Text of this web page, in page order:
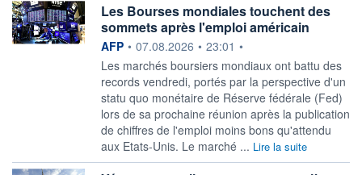
Les Bourses mondiales touchent des
sommets après l'emploi américain
information fournie par
AFP • 07.08.2026 • 23:01 •
Les marchés boursiers mondiaux ont battu des
records vendredi, portés par la perspective d'un
statu quo monétaire de Réserve fédérale (Fed)
lors de sa prochaine réunion après la publication
de chiffres de l'emploi moins bons qu'attendu
aux Etats-Unis. Le marché ... Lire la suite